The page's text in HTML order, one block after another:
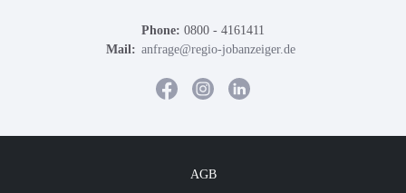
Phone: 0800 - 4161411
Mail: anfrage@regio-jobanzeiger.de
AGB